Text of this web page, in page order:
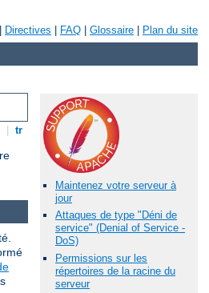
Directives FAQ Glossaire Plan du site
tr
Maintenez votre serveur à
jour
Attaques de type "Déni de
service" (Denial of Service -
DoS)
Permissions sur les
répertoires de la racine du
serveur